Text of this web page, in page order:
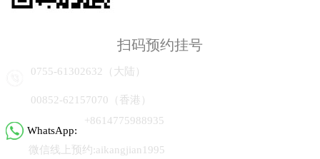
扫码预约挂号
0755-61302632（大陆）
00852-62157070（香港）
WhatsApp:
+8614775988935
微信线上预约:aikangjian1995